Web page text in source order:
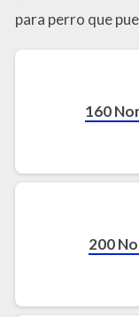
para perro que
160
200